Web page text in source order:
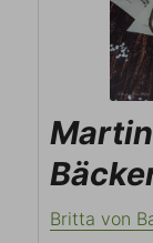
Britta von